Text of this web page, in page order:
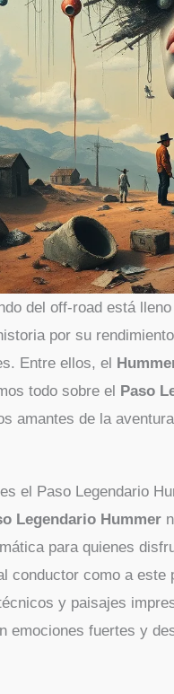
del off-road está
por su
Entre ellos, el
todo sobre el
Paso
amantes de la
el Paso Legendario
Legendario Hummer
para quienes
conductor como a este
y paisajes
emociones fuertes y